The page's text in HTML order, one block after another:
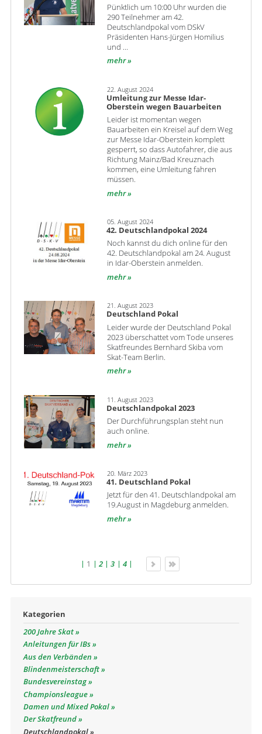
Pünktlich um 10:00 Uhr wurden die
290 Teilnehmer am 42.
Deutschlandpokal vom DSkV
Präsidenten Hans-Jürgen Homilius
und ...
mehr
22. August 2024
Umleitung zur Messe Idar-
Oberstein wegen Bauarbeiten
Leider ist momentan wegen
Bauarbeiten ein Kreisel auf dem Weg
zur Messe Idar-Oberstein komplett
gesperrt, so dass Autofahrer, die aus
Richtung Mainz/Bad Kreuznach
kommen, eine Umleitung fahren
müssen.
mehr
05. August 2024
42. Deutschlandpokal 2024
Noch kannst du dich online für den
42. Deutschlandpokal am 24. August
in Idar-Oberstein anmelden.
mehr
21. August 2023
Deutschland Pokal
Leider wurde der Deutschland Pokal
2023 überschattet vom Tode unseres
Skatfreundes Bernhard Skiba vom
Skat-Team Berlin.
mehr
11. August 2023
Deutschlandpokal 2023
Der Durchführungsplan steht nun
auch online.
mehr
20. März 2023
41. Deutschland Pokal
Jetzt für den 41. Deutschlandpokal am
19.August in Magdeburg anmelden.
mehr
1 2 3 4
Kategorien
200 Jahre Skat
Anleitungen für IBs
Aus den Verbänden
Blindenmeisterschaft
Bundesvereinstag
Championsleague
Damen und Mixed Pokal
Der Skatfreund
Deutschlandpokal